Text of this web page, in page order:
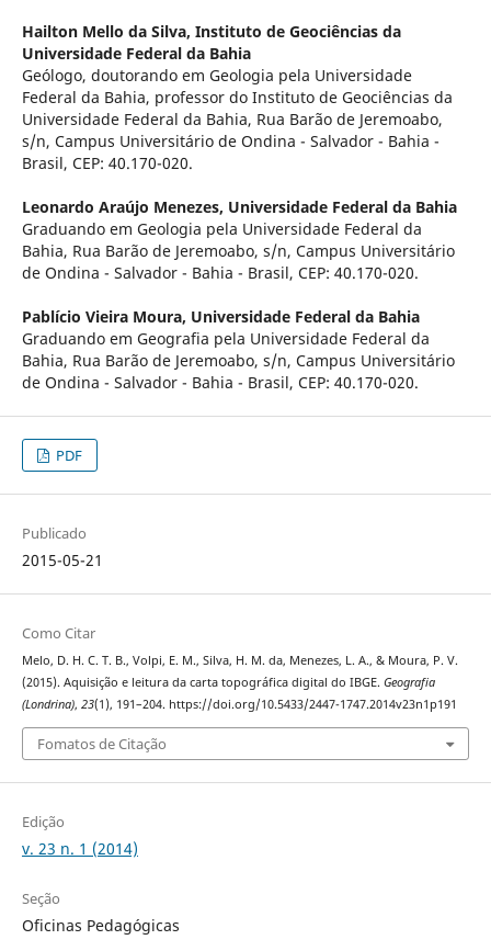
Hailton Mello da Silva, Instituto de Geociências da
Universidade Federal da Bahia
Geólogo, doutorando em Geologia pela Universidade
Federal da Bahia, professor do Instituto de Geociências da
Universidade Federal da Bahia, Rua Barão de Jeremoabo,
s/n, Campus Universitário de Ondina - Salvador - Bahia -
Brasil, CEP: 40.170-020.
Leonardo Araújo Menezes, Universidade Federal da Bahia
Graduando em Geologia pela Universidade Federal da
Bahia, Rua Barão de Jeremoabo, s/n, Campus Universitário
de Ondina - Salvador - Bahia - Brasil, CEP: 40.170-020.
Pablício Vieira Moura, Universidade Federal da Bahia
Graduando em Geografia pela Universidade Federal da
Bahia, Rua Barão de Jeremoabo, s/n, Campus Universitário
de Ondina - Salvador - Bahia - Brasil, CEP: 40.170-020.
PDF
Publicado
2015-05-21
Como Citar
Melo, D. H. C. T. B., Volpi, E. M., Silva, H. M. da, Menezes, L. A., & Moura, P. V.
(2015). Aquisição e leitura da carta topográfica digital do IBGE. Geografia
(Londrina), 23(1), 191–204. https://doi.org/10.5433/2447-1747.2014v23n1p191
Fomatos de Citação
Edição
v. 23 n. 1 (2014)
Seção
Oficinas Pedagógicas